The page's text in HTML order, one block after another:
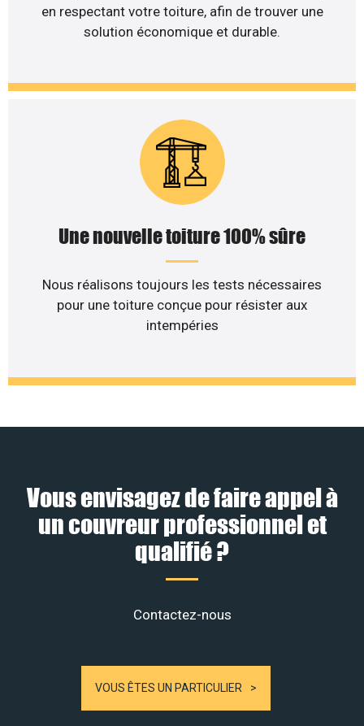
en respectant votre toiture, afin de trouver une
solution économique et durable.
Une nouvelle toiture 100% sûre
Nous réalisons toujours les tests nécessaires
pour une toiture conçue pour résister aux
intempéries
Vous envisagez de faire appel à
un couvreur professionnel et
qualifié ?
Contactez-nous
VOUS ÊTES UN PARTICULIER